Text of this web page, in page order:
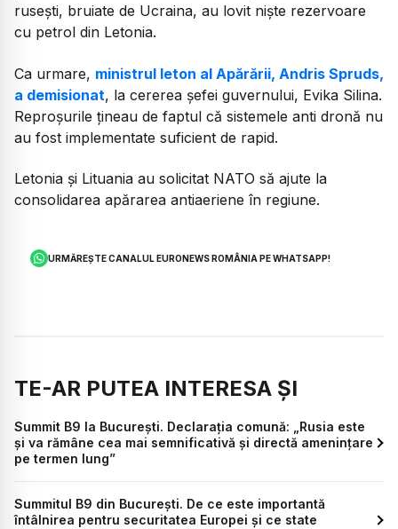
rusești, bruiate de Ucraina, au lovit niște rezervoare
cu petrol din Letonia.
Ca urmare, ministrul leton al Apărării, Andris Spruds,
a demisionat, la cererea șefei guvernului, Evika Silina.
Reproșurile țineau de faptul că sistemele anti dronă nu
au fost implementate suficient de rapid.
Letonia şi Lituania au solicitat NATO să ajute la
consolidarea apărarea antiaeriene în regiune.
URMĂREȘTE CANALUL EURONEWS ROMÂNIA PE WHATSAPP!
TE-AR PUTEA INTERESA ȘI
Summit B9 la București. Declarația comună: „Rusia este
şi va rămâne cea mai semnificativă şi directă ameninţare
pe termen lung”
Summitul B9 din București. De ce este importantă
întâlnirea pentru securitatea Europei și ce state